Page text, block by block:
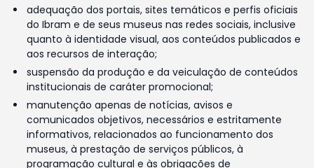
adequação dos portais, sites temáticos e perfis oficiais
do Ibram e de seus museus nas redes sociais, inclusive
quanto à identidade visual, aos conteúdos publicados e
aos recursos de interação;
suspensão da produção e da veiculação de conteúdos
institucionais de caráter promocional;
manutenção apenas de notícias, avisos e
comunicados objetivos, necessários e estritamente
informativos, relacionados ao funcionamento dos
museus, à prestação de serviços públicos, à
programação cultural e às obrigações de